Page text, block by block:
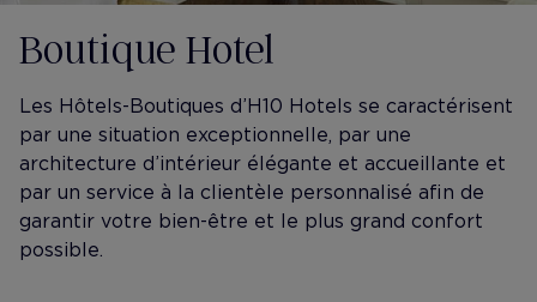
Boutique Hotel
Les Hôtels-Boutiques d’H10 Hotels se caractérisent
par une situation exceptionnelle, par une
architecture d’intérieur élégante et accueillante et
par un service à la clientèle personnalisé afin de
garantir votre bien-être et le plus grand confort
possible.